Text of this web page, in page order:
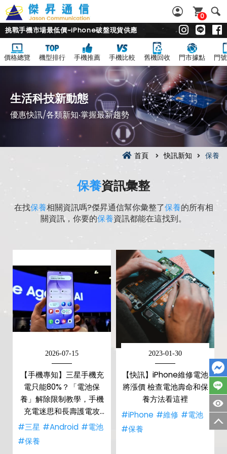
0
挑戰手機市場最低價~iPhone破盤現貨供應
價格總覽 機型排行 手機推薦 手機比較 舊機回收 門市據點 門
生活科技新動態
優惠快訊/各類新知‧掌握最新趨勢
首頁 快訊新知 保養
保養資訊彙整
在找保養相關資訊嗎?傑昇通信幫你彙整了保養的所有相
關資訊，你要的保養資訊都能在這找到。
2026-07-15
【手機專知】三星手機充
電只能80%？「電池保
養」解除限制教學，手機
充電迷思和長壽護電攻
略！
#三星 #Android #電池
#保養
2023-01-30
【快訊】iPhone維修電池
將漲價 檢查電池壽命和保
養方法看這裡
#iPhone #維修 #電池
#保養